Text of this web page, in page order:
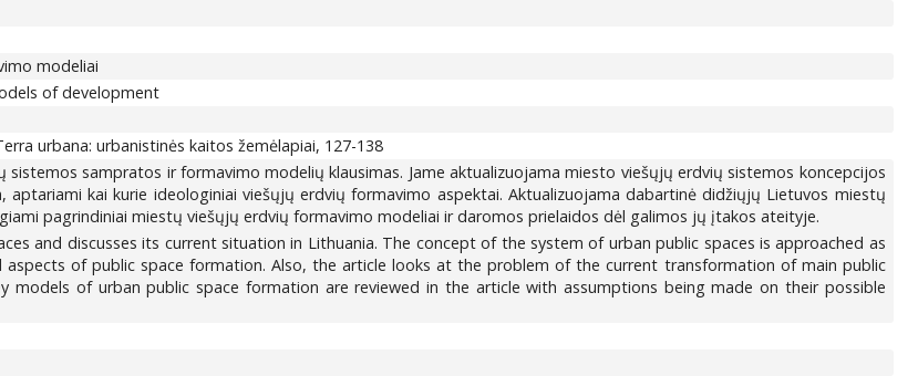
modeliai
of development
urbana: urbanistinės kaitos žemėlapiai, 127-138
sampratos ir formavimo modelių klausimas. Jame aktualizuojama miesto viešųjų erdvių sistemos koncepcijos
kai kurie ideologiniai viešųjų erdvių formavimo aspektai. Aktualizuojama dabartinė didžiųjų Lietuvos miestų
pagrindiniai miestų viešųjų erdvių formavimo modeliai ir daromos prielaidos dėl galimos jų įtakos ateityje.
and discusses its current situation in Lithuania. The concept of the system of urban public spaces is approached as
of public space formation. Also, the article looks at the problem of the current transformation of main public
models of urban public space formation are reviewed in the article with assumptions being made on their possible